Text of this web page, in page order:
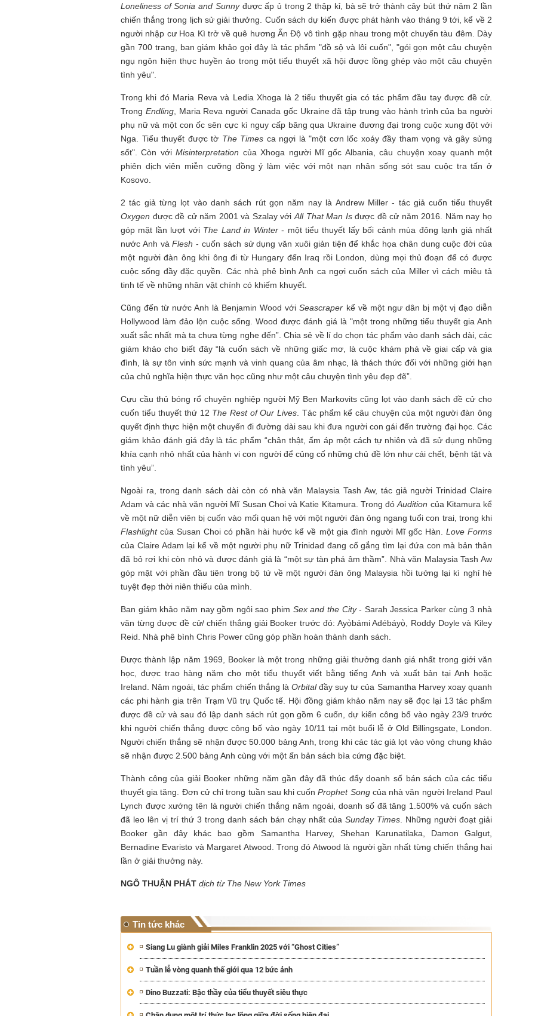
Loneliness of Sonia and Sunnyđược ấp ủ trong 2 thập kỉ, bà sẽ trở thành cây bút thứ năm 2 lần
chiến thắng trong lịch sử giải thưởng. Cuốn sách dự kiến được phát hành vào tháng 9 tới, kể về 2
người nhập cư Hoa Kì trở về quê hương Ấn Độ vô tình gặp nhau trong một chuyến tàu đêm. Dày
gần 700 trang, ban giám khảo gọi đây là tác phẩm "đồ sộ và lôi cuốn", "gói gọn một câu chuyện
ngụ ngôn hiện thực huyền ảo trong một tiểu thuyết xã hội được lồng ghép vào một câu chuyện
tình yêu".
Trong khi đó Maria Reva và Ledia Xhoga là 2 tiểu thuyết gia có tác phẩm đầu tay được đề cử.
Trong Endling, Maria Reva người Canada gốc Ukraine đã tập trung vào hành trình của ba người
phụ nữ và một con ốc sên cực kì nguy cấp băng qua Ukraine đương đại trong cuộc xung đột với
Nga. Tiểu thuyết được tờ The Times ca ngợi là "một cơn lốc xoáy đầy tham vọng và gây sửng
sốt". Còn vớiMisinterpretation của Xhoga người Mĩ gốc Albania, câu chuyện xoay quanh một
phiên dịch viên miễn cưỡng đồng ý làm việc với một nạn nhân sống sót sau cuộc tra tấn ở
Kosovo.
2 tác giả từng lọt vào danh sách rút gọn năm nay là Andrew Miller - tác giả cuốn tiểu thuyết
Oxygen được đề cử năm 2001 và Szalay với All That Man Isđược đề cử năm 2016. Năm nay họ
góp mặt lần lượt với The Land in Winter- một tiểu thuyết lấy bối cảnh mùa đông lạnh giá nhất
nước Anh vàFlesh - cuốn sách sử dụng văn xuôi giản tiện để khắc họa chân dung cuộc đời của
một người đàn ông khi ông đi từ Hungary đến Iraq rồi London, dùng mọi thủ đoạn để có được
cuộc sống đầy đặc quyền. Các nhà phê bình Anh ca ngợi cuốn sách của Miller vì cách miêu tả
tinh tế về những nhân vật chính có khiếm khuyết.
Cũng đến từ nước Anh là Benjamin Wood vớiSeascraper kể về một ngư dân bị một vị đạo diễn
Hollywood làm đảo lộn cuộc sống. Wood được đánh giá là "một trong những tiểu thuyết gia Anh
xuất sắc nhất mà ta chưa từng nghe đến”. Chia sẻ về lí do chọn tác phẩm vào danh sách dài, các
giám khảo cho biết đây “là cuốn sách về những giấc mơ, là cuộc khám phá về giai cấp và gia
đình, là sự tôn vinh sức mạnh và vinh quang của âm nhạc, là thách thức đối với những giới hạn
của chủ nghĩa hiện thực văn học cũng như một câu chuyện tình yêu đẹp đẽ”.
Cựu cầu thủ bóng rổ chuyên nghiệp người Mỹ Ben Markovits cũng lọt vào danh sách đề cử cho
cuốn tiểu thuyết thứ 12 The Rest of Our Lives . Tác phẩm kể câu chuyện của một người đàn ông
quyết định thực hiện một chuyến đi đường dài sau khi đưa người con gái đến trường đại học. Các
giám khảo đánh giá đây là tác phẩm “chân thật, ấm áp một cách tự nhiên và đã sử dụng những
khía cạnh nhỏ nhất của hành vi con người để củng cố những chủ đề lớn như cái chết, bệnh tật và
tình yêu”.
Ngoài ra, trong danh sách dài còn có nhà văn Malaysia Tash Aw, tác giả người Trinidad Claire
Adam và các nhà văn người Mĩ Susan Choi và Katie Kitamura. Trong đóAudition của Kitamura kể
về một nữ diễn viên bị cuốn vào mối quan hệ với một người đàn ông ngang tuổi con trai, trong khi
Flashlightcủa Susan Choi có phần hài hước kể về một gia đình người Mĩ gốc Hàn. Love Forms
của Claire Adam lại kể về một người phụ nữ Trinidad đang cố gắng tìm lại đứa con mà bản thân
đã bỏ rơi khi còn nhỏ và được đánh giá là “một sự tàn phá âm thầm”. Nhà văn Malaysia Tash Aw
góp mặt với phần đầu tiên trong bộ tứ về một người đàn ông Malaysia hồi tưởng lại kì nghỉ hè
tuyệt đẹp thời niên thiếu của mình.
Ban giám khảo năm nay gồm ngôi sao phim Sex and the City- Sarah Jessica Parker cùng 3 nhà
văn từng được đề cử/ chiến thắng giải Booker trước đó: Ayọ̀bámi Adébáyọ̀, Roddy Doyle và Kiley
Reid. Nhà phê bình Chris Power cũng góp phần hoàn thành danh sách.
Được thành lập năm 1969, Booker là một trong những giải thưởng danh giá nhất trong giới văn
học, được trao hàng năm cho một tiểu thuyết viết bằng tiếng Anh và xuất bản tại Anh hoặc
Ireland. Năm ngoái, tác phẩm chiến thắng là Orbitalđầy suy tư của Samantha Harvey xoay quanh
các phi hành gia trên Trạm Vũ trụ Quốc tế. Hội đồng giám khảo năm nay sẽ đọc lại 13 tác phẩm
được đề cử và sau đó lập danh sách rút gọn gồm 6 cuốn, dự kiến công bố vào ngày 23/9 trước
khi người chiến thắng được công bố vào ngày 10/11 tại một buổi lễ ở Old Billingsgate, London.
Người chiến thắng sẽ nhận được 50.000 bảng Anh, trong khi các tác giả lọt vào vòng chung khảo
sẽ nhận được 2.500 bảng Anh cùng với một ấn bản sách bìa cứng đặc biệt.
Thành công của giải Booker những năm gần đây đã thúc đẩy doanh số bán sách của các tiểu
thuyết gia tăng. Đơn cử chỉ trong tuần sau khi cuốnProphet Songcủa nhà văn người Ireland Paul
Lynch được xướng tên là người chiến thắng năm ngoái, doanh số đã tăng 1.500% và cuốn sách
đã leo lên vị trí thứ 3 trong danh sách bán chạy nhất của Sunday Times . Những người đoạt giải
Booker gần đây khác bao gồm Samantha Harvey, Shehan Karunatilaka, Damon Galgut,
Bernadine Evaristo và Margaret Atwood. Trong đó Atwood là người gần nhất từng chiến thắng hai
lần ở giải thưởng này.
NGÔ THUẬN PHÁT dịch từ The New York Times
Tin tức khác
Siang Lu giành giải Miles Franklin 2025 với “Ghost Cities”
Tuần lễ vòng quanh thế giới qua 12 bức ảnh
Dino Buzzati: Bậc thầy của tiểu thuyết siêu thực